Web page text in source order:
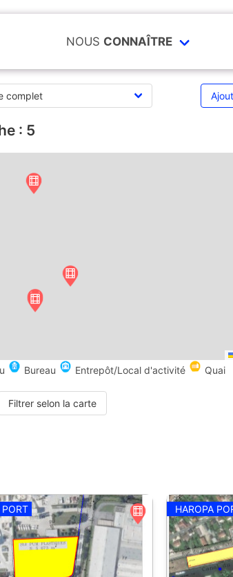
NOUS CONNAÎTRE
: 5
Bureau Entrepôt/Local d'activité Quai
Filtrer selon la carte
PORT HAROPA